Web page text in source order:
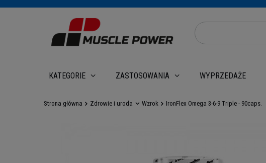
KATEGORIE ZASTOSOWANIA WYPRZEDAŻE
Strona główna Zdrowie i uroda Wzrok IronFlex Omega 3-6-9 Triple - 90caps.